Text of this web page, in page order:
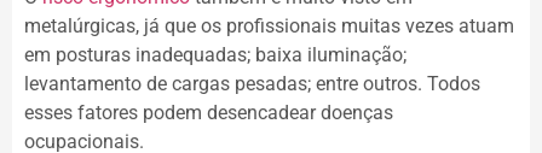
metalúrgicas, já que os profissionais muitas vezes atuam
em posturas inadequadas; baixa iluminação;
levantamento de cargas pesadas; entre outros. Todos
esses fatores podem desencadear doenças
ocupacionais.